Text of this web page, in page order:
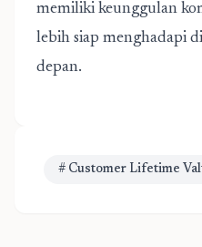
memiliki keunggulan
lebih siap menghadapi
depan.
# Customer Lifetime